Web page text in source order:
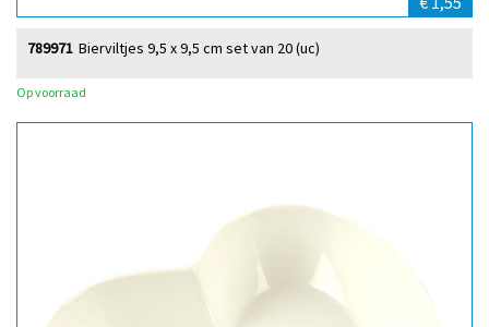
Bierviltjes 9,5 x 9,5 cm set van 20 (uc)
789971
Op voorraad